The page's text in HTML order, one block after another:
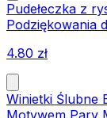
Pudełeczka z
Podziękowania
4.80 zł
Winietki Ślubne